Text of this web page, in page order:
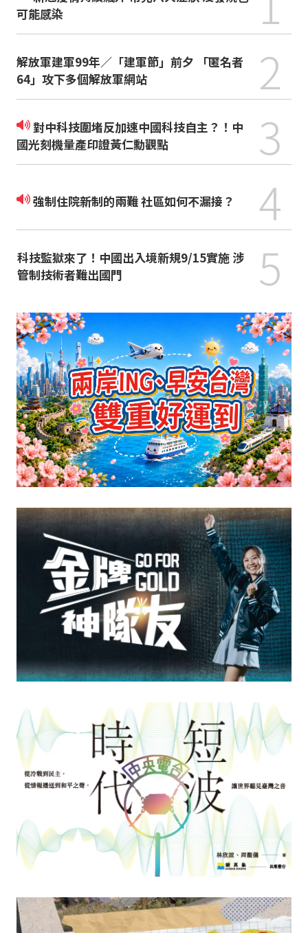
可能感染
解放軍建軍99年／「建軍節」前夕 「匿名者
64」攻下多個解放軍網站
2
對中科技圍堵反加速中國科技自主？！中
國光刻機量產印證黃仁勳觀點
3
強制住院新制的兩難 社區如何不漏接？ 4
科技監獄來了！中國出入境新規9/15實施 涉
管制技術者難出國門
5